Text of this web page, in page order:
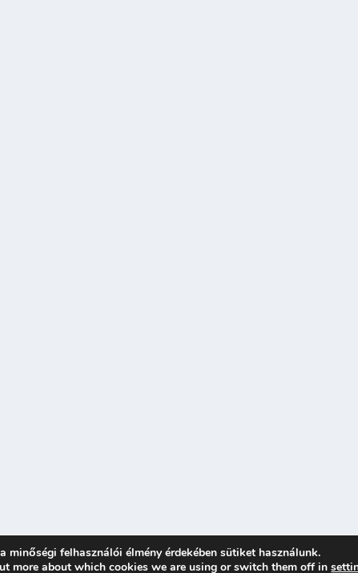
minőségi felhasználói élmény érdekében sütiket használunk.
more about which cookies we are using or switch them off in